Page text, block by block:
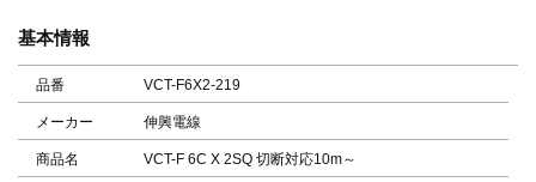
基本情報
品番 VCT-F6X2-219
メーカー 伸興電線
商品名 VCT-F 6C X 2SQ 切断対応10m～